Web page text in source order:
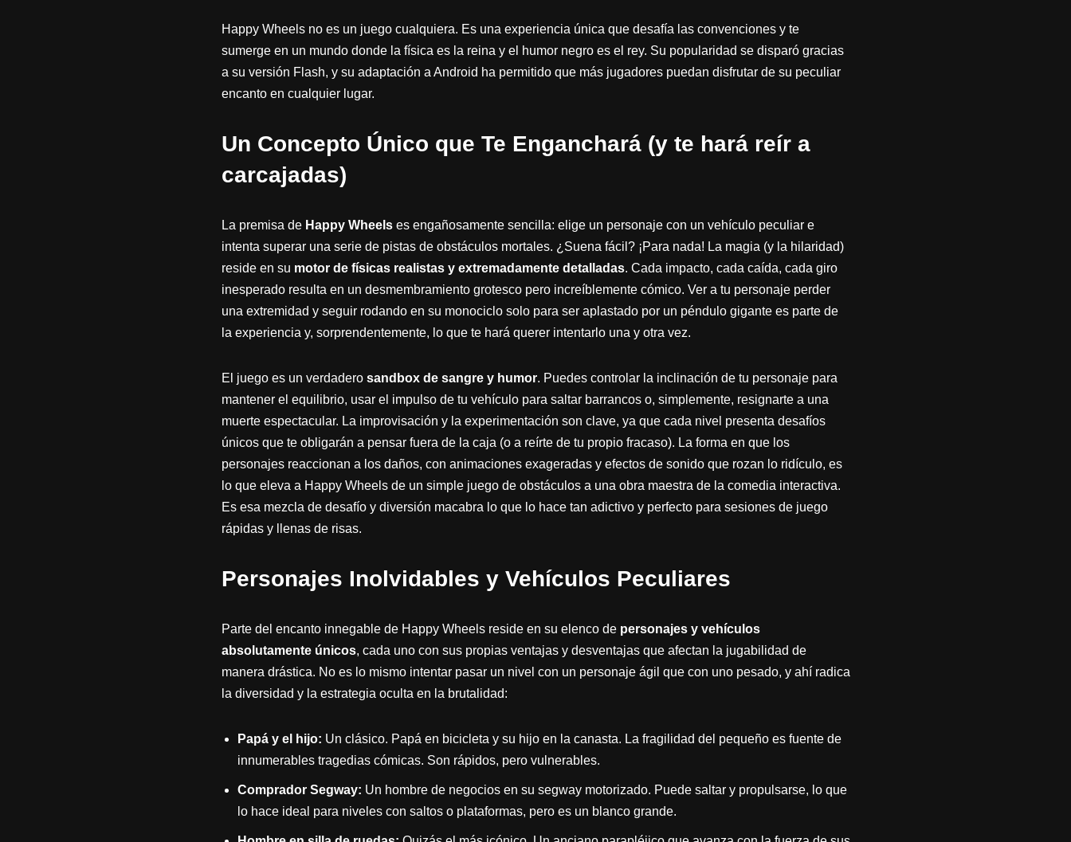
Happy Wheels no es un juego cualquiera. Es una experiencia única que desafía las convenciones y te
sumerge en un mundo donde la física es la reina y el humor negro es el rey. Su popularidad se disparó gracias
a su versión Flash, y su adaptación a Android ha permitido que más jugadores puedan disfrutar de su peculiar
encanto en cualquier lugar.
Un Concepto Único que Te Enganchará (y te hará reír a
carcajadas)
La premisa de Happy Wheelses engañosamente sencilla: elige un personaje con un vehículo peculiar e
intenta superar una serie de pistas de obstáculos mortales. ¿Suena fácil? ¡Para nada! La magia (y la hilaridad)
reside en su motor de físicas realistas y extremadamente detalladas. Cada impacto, cada caída, cada giro
inesperado resulta en un desmembramiento grotesco pero increíblemente cómico. Ver a tu personaje perder
una extremidad y seguir rodando en su monociclo solo para ser aplastado por un péndulo gigante es parte de
la experiencia y, sorprendentemente, lo que te hará querer intentarlo una y otra vez.
El juego es un verdadero sandbox de sangre y humor. Puedes controlar la inclinación de tu personaje para
mantener el equilibrio, usar el impulso de tu vehículo para saltar barrancos o, simplemente, resignarte a una
muerte espectacular. La improvisación y la experimentación son clave, ya que cada nivel presenta desafíos
únicos que te obligarán a pensar fuera de la caja (o a reírte de tu propio fracaso). La forma en que los
personajes reaccionan a los daños, con animaciones exageradas y efectos de sonido que rozan lo ridículo, es
lo que eleva a Happy Wheels de un simple juego de obstáculos a una obra maestra de la comedia interactiva.
Es esa mezcla de desafío y diversión macabra lo que lo hace tan adictivo y perfecto para sesiones de juego
rápidas y llenas de risas.
Personajes Inolvidables y Vehículos Peculiares
Parte del encanto innegable de Happy Wheels reside en su elenco de personajes y vehículos
absolutamente únicos, cada uno con sus propias ventajas y desventajas que afectan la jugabilidad de
manera drástica. No es lo mismo intentar pasar un nivel con un personaje ágil que con uno pesado, y ahí radica
la diversidad y la estrategia oculta en la brutalidad:
Papá y el hijo: Un clásico. Papá en bicicleta y su hijo en la canasta. La fragilidad del pequeño es fuente de
innumerables tragedias cómicas. Son rápidos, pero vulnerables.
Comprador Segway: Un hombre de negocios en su segway motorizado. Puede saltar y propulsarse, lo que
lo hace ideal para niveles con saltos o plataformas, pero es un blanco grande.